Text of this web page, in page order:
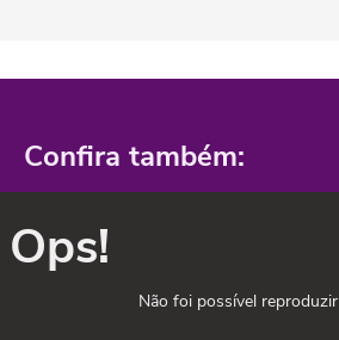
Confira também:
Ops!
Não foi possível